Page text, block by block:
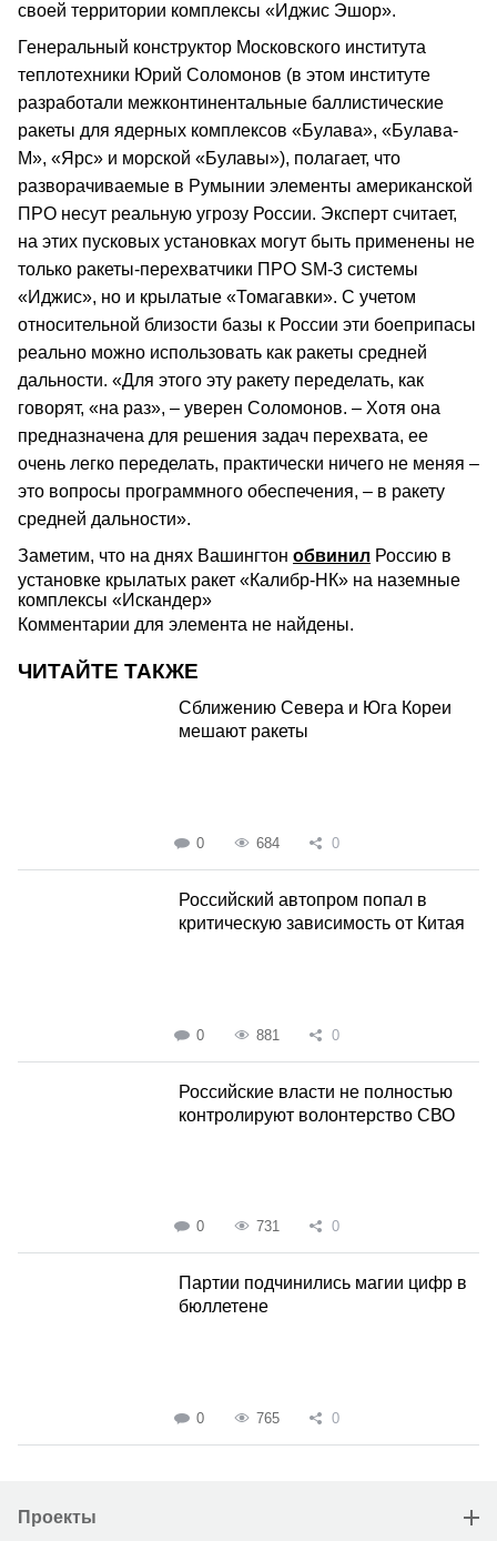
своей территории комплексы «Иджис Эшор».
Генеральный конструктор Московского института
теплотехники Юрий Соломонов (в этом институте
разработали межконтинентальные баллистические
ракеты для ядерных комплексов «Булава», «Булава-
М», «Ярс» и морской «Булавы»), полагает, что
разворачиваемые в Румынии элементы американской
ПРО несут реальную угрозу России. Эксперт считает,
на этих пусковых установках могут быть применены не
только ракеты-перехватчики ПРО SM-3 системы
«Иджис», но и крылатые «Томагавки». С учетом
относительной близости базы к России эти боеприпасы
реально можно использовать как ракеты средней
дальности. «Для этого эту ракету переделать, как
говорят, «на раз», – уверен Соломонов. – Хотя она
предназначена для решения задач перехвата, ее
очень легко переделать, практически ничего не меняя –
это вопросы программного обеспечения, – в ракету
средней дальности».
Заметим, что на днях Вашингтон обвинил Россию в
установке крылатых ракет «Калибр-НК» на наземные
комплексы «Искандер»
Комментарии для элемента не найдены.
ЧИТАЙТЕ ТАКЖЕ
Сближению Севера и Юга Кореи
мешают ракеты
0 684 0
Российский автопром попал в
критическую зависимость от Китая
0 881 0
Российские власти не полностью
контролируют волонтерство СВО
0 731 0
Партии подчинились магии цифр в
бюллетене
0 765 0
Проекты